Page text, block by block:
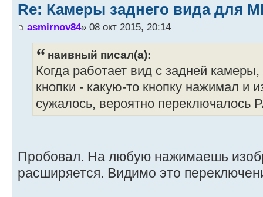
Re: Камеры заднего вида для
asmirnov84» 08 окт 2015, 20:14
наивный писал(а):
Когда работает вид с задней
кнопки - какую-то кнопку нажимал и
сужалось, вероятно переключалось
Пробовал. На любую нажимаешь
расширяется. Видимо это